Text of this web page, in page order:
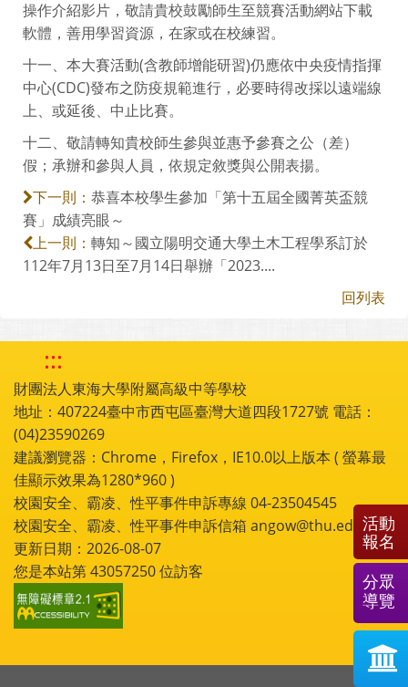
操作介紹影片，敬請貴校鼓勵師生至競賽活動網站下載
軟體，善用學習資源，在家或在校練習。
十一、本大賽活動(含教師增能研習)仍應依中央疫情指揮
中心(CDC)發布之防疫規範進行，必要時得改採以遠端線
上、或延後、中止比賽。
十二、敬請轉知貴校師生參與並惠予參賽之公（差）
假；承辦和參與人員，依規定敘獎與公開表揚。
下一則： 恭喜本校學生參加「第十五屆全國菁英盃競
賽」成績亮眼～
上一則： 轉知～國立陽明交通大學土木工程學系訂於
112年7月13日至7月14日舉辦「2023....
回列表
:::
財團法人東海大學附屬高級中等學校
地址：407224臺中市西屯區臺灣大道四段1727號 電話：
(04)23590269
建議瀏覽器：Chrome，Firefox，IE10.0以上版本 ( 螢幕最
佳顯示效果為1280*960 )
校園安全、霸凌、性平事件申訴專線 04-23504545
校園安全、霸凌、性平事件申訴信箱 angow@thu.edu.tw
更新日期：2026-08-07
您是本站第43057250位訪客
活動
報名
分眾
導覽